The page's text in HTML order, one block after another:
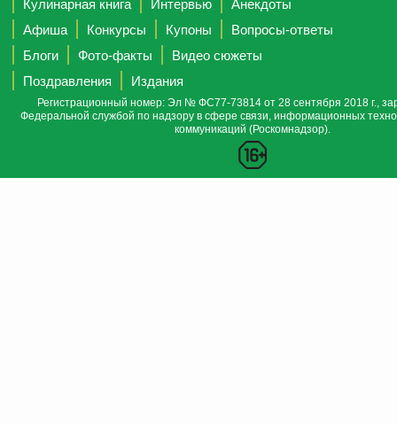
Кулинарная книга
Интервью
Анекдоты
Афиша
Конкурсы Купоны
Вопросы-ответы
Блоги
Фото-факты
Видео сюжеты
Поздравления
Издания
Регистрационный номер: Эл № ФС77-73814 от 28 сентября 2018 г.,
Федеральной службой по надзору в сфере связи, информационных
коммуникаций (Роскомнадзор).